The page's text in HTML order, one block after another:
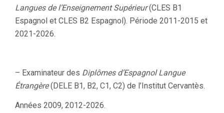
Langues de l’Enseignement Supérieur(CLES B1
Espagnol et CLES B2 Espagnol). Période 2011-2015 et
2021-2026.
– Examinateur des Diplômes d’Espagnol Langue
Étrangère(DELE B1, B2, C1, C2) de l’Institut Cervantès.
Années 2009, 2012-2026.